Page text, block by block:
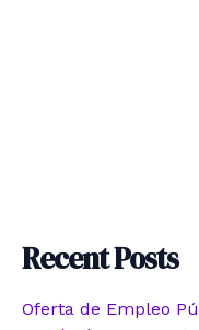
Recent Posts
Oferta de Empleo